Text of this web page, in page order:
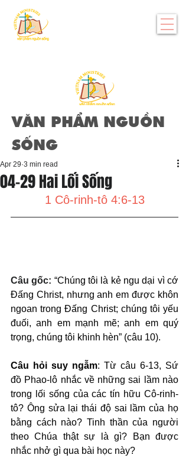
VĂN PHẨM NGUỒN
SỐNG
04-29 Hai Lối Sống
Apr 29 3 min read
1 Cô-rinh-tô 4:6-13
Câu gốc: “Chúng tôi là kẻ ngu dại vì cớ
Đấng Christ, nhưng anh em được khôn
ngoan trong Đấng Christ; chúng tôi yếu
đuối, anh em mạnh mẽ; anh em quý
trọng, chúng tôi khinh hèn” (câu 10).
Câu hỏi suy ngẫm: Từ câu 6-13, Sứ
đồ Phao-lô nhắc về những sai lầm nào
trong lối sống của các tín hữu Cô-rinh-
tô? Ông sửa lại thái độ sai lầm của họ
bằng cách nào? Tinh thần của người
theo Chúa thật sự là gì? Bạn được
nhắc nhở gì qua bài học này?